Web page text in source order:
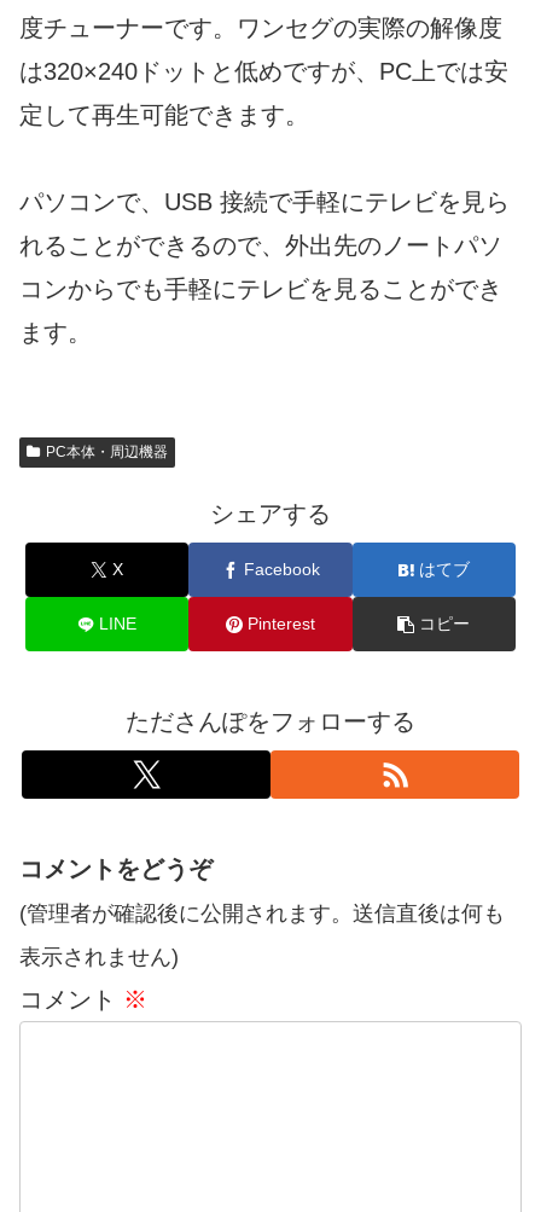
度チューナーです。ワンセグの実際の解像度
は320×240ドットと低めですが、PC上では安
定して再生可能できます。
パソコンで、USB 接続で手軽にテレビを見ら
れることができるので、外出先のノートパソ
コンからでも手軽にテレビを見ることができ
ます。
PC本体・周辺機器
シェアする
X Facebook はてブ
LINE Pinterest コピー
たださんぽをフォローする
コメントをどうぞ
(管理者が確認後に公開されます。送信直後は何も
表示されません)
コメント ※